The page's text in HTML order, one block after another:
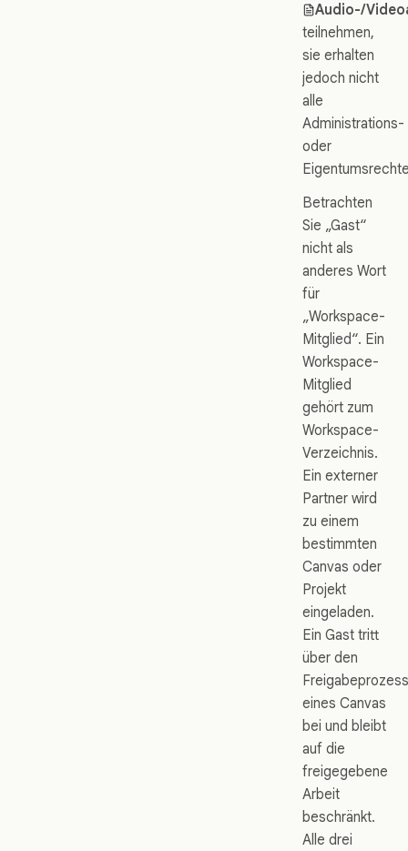
Audio-/
teilnehmen,
sie erhalten
jedoch nicht
alle
Administrations-
oder
Betrachten
Sie „Gast“
nicht als
anderes Wort
für
„Workspace-
Mitglied“. Ein
Workspace-
Mitglied
gehört zum
Workspace-
Verzeichnis.
Ein externer
Partner wird
zu einem
bestimmten
Canvas oder
Projekt
eingeladen.
Ein Gast tritt
über den
Freigabeprozess
eines Canvas
bei und bleibt
auf die
freigegebene
Arbeit
beschränkt.
Alle drei